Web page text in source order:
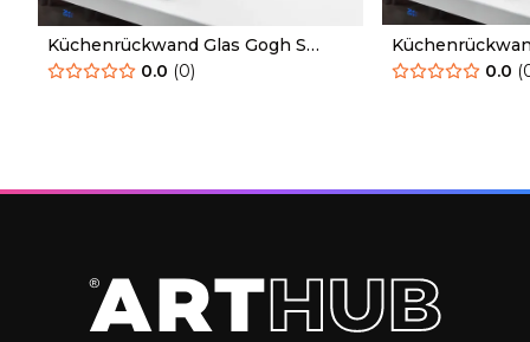
Küchenrückwand Glas Gogh S
Irises
0.0 (0)
Bedroom
0.0 (